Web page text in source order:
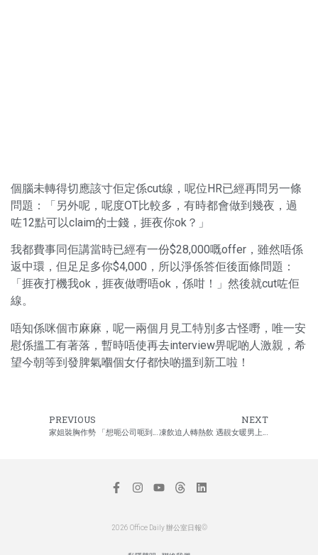
個腦未轉得切應該寸佢定係cut線，呢位HR已經再問另一條
問題：「另外呢，呢度OT比較多，有時都會做到幾夜，過
咗12點可以claim的士錢，捱夜你ok？」
我都費事同佢講當時已經有一份$28,000嘅offer，雖然唔係
返中環，但足足多你$4,000，所以淨係答佢後面條問題：
「捱夜打機我ok，捱夜做嘢唔ok，係咁！」然後就cut咗佢
線。
唔知係咪個市麻麻，呢一兩個月見工特別多古怪嘢，唯一安
慰係搵工有著落，暫時唔使再去interview畀呢啲人激親，希
望今朝等到發脾氣嗰個女仔都快啲搵到新工啦！
PREVIOUS
家姐裝胸作勢 「想呃公司呃到幾時？」
NEXT
凍飲迫人轉熱飲 遇靚女暖男上身
2026 Office Daily 辦公室日報©